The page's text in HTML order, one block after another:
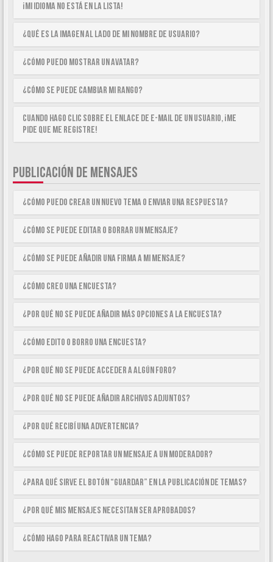
¡Mi idioma no está en la lista!
¿Qué es la imagen al lado de mi nombre de usuario?
¿Cómo puedo mostrar un avatar?
¿Cómo se puede cambiar mi rango?
Cuando hago clic sobre el enlace de e-mail de un usuario, ¡me
pide que me registre!
PUBLICACIÓN DE MENSAJES
¿Cómo puedo crear un nuevo tema o enviar una respuesta?
¿Cómo se puede editar o borrar un mensaje?
¿Cómo se puede añadir una firma a mi mensaje?
¿Cómo creo una encuesta?
¿Por qué no se puede añadir más opciones a la encuesta?
¿Cómo edito o borro una encuesta?
¿Por qué no se puede acceder a algún foro?
¿Por qué no se puede añadir archivos adjuntos?
¿Por qué recibí una advertencia?
¿Cómo se puede reportar un mensaje a un moderador?
¿Para qué sirve el botón “Guardar” en la publicación de temas?
¿Por qué mis mensajes necesitan ser aprobados?
¿Cómo hago para reactivar un tema?